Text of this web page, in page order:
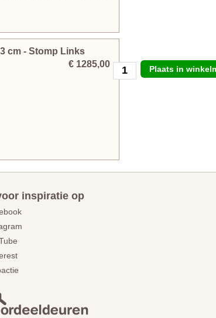
cm - Stomp Links
€ 1285,00
Plaats in
inspiratie op